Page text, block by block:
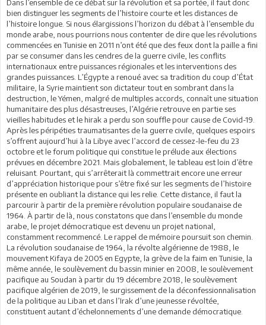
Dans l’ensemble de ce débat sur la révolution et sa portée, il faut donc
bien distinguer les segments de l’histoire courte et les distances de
l’histoire longue. Si nous élargissions l’horizon du débat à l’ensemble du
monde arabe, nous pourrions nous contenter de dire que les révolutions
commencées en Tunisie en 2011 n’ont été que des feux dont la paille a fini
par se consumer dans les cendres de la guerre civile, les conflits
internationaux entre puissances régionales et les interventions des
grandes puissances. L’Égypte a renoué avec sa tradition du coup d’État
militaire, la Syrie maintient son dictateur tout en sombrant dans la
destruction, le Yémen, malgré de multiples accords, connaît une situation
humanitaire des plus désastreuses, l’Algérie retrouve en partie ses
vieilles habitudes et le hirak a perdu son souffle pour cause de Covid-19.
Après les péripéties traumatisantes de la guerre civile, quelques espoirs
s’offrent aujourd’hui à la Libye avec l’accord de cessez-le-feu du 23
octobre et le forum politique qui constitue le prélude aux élections
prévues en décembre 2021. Mais globalement, le tableau est loin d’être
reluisant. Pourtant, qui s’arrêterait là commettrait encore une erreur
d’appréciation historique pour s’être fixé sur les segments de l’histoire
présente en oubliant la distance qui les relie. Cette distance, il faut la
parcourir à partir de la première révolution populaire soudanaise de
1964. À partir de là, nous constatons que dans l’ensemble du monde
arabe, le projet démocratique est devenu un projet national,
constamment recommencé. Le rappel de mémoire poursuit son chemin.
La révolution soudanaise de 1964, la révolte algérienne de 1988, le
mouvement Kifaya de 2005 en Egypte, la grève de la faim en Tunisie, la
même année, le soulèvement du bassin minier en 2008, le soulèvement
pacifique au Soudan à partir du 19 décembre 2018, le soulèvement
pacifique algérien de 2019, le surgissement de la déconfessionnalisation
de la politique au Liban et dans l’Irak d’une jeunesse révoltée,
constituent autant d’échelonnements d’une demande démocratique.